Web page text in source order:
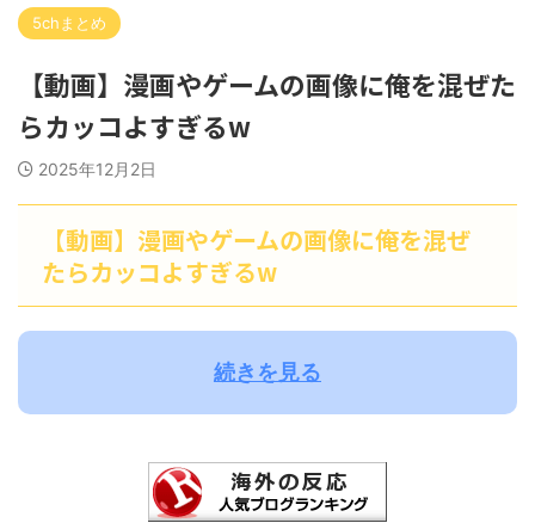
5chまとめ
【動画】漫画やゲームの画像に俺を混ぜた
らカッコよすぎるw
2025年12月2日
【動画】漫画やゲームの画像に俺を混ぜ
たらカッコよすぎるw
続きを見る